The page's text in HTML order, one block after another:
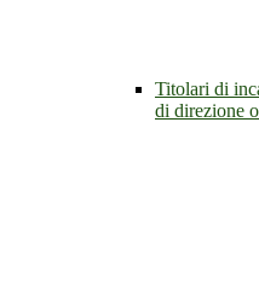
Titolari di
di direzione